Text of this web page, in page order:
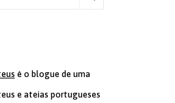
é o blogue de uma
e ateias portugueses